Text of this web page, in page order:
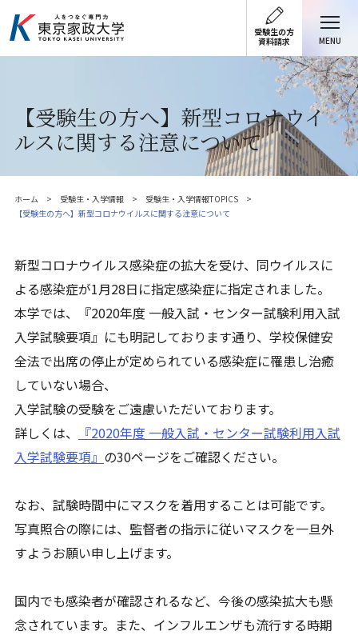
受験生の方
資料請求
MENU
【受験生の方へ】新型コロナウイ
ルスに関する注意について
ホーム 受験生・入学情報
受験生・入学情報TOPICS
【受験生の方へ】新型コロナウイルスに関する注意について
新型コロナウイルス感染症の拡大を受け、同ウイルスに
よる感染症が1月28日に指定感染症に指定されました。
本学では、『2020年度 一般入試・センター試験利用入試
入学試験要項』にも明記しております通り、学校保健安
全法で出席の停止が定められている感染症に罹患し治癒
していない場合、
入学試験の受験をご遠慮いただいております。
詳しくは、
『2020年度 一般入試・センター試験利用入試
入学試験要項』 の30ページをご確認ください。
なお、試験時間中にマスクを着用することは可能です。
写真照合の際には、監督者の指示に従いマスクを一旦外
すようお願い申し上げます。
国内でも感染者が確認されるなど、今後の感染拡大も懸
念されています。また、インフルエンザも流行する時期